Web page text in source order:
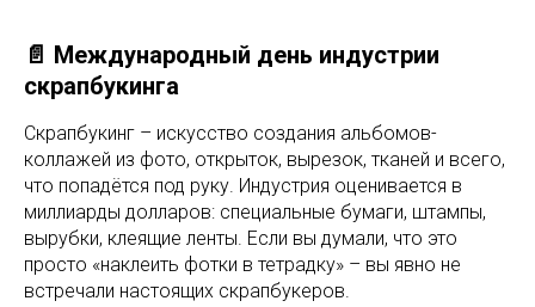
📄 Международный день индустрии
скрапбукинга
Скрапбукинг – искусство создания альбомов-
коллажей из фото, открыток, вырезок, тканей и всего,
что попадётся под руку. Индустрия оценивается в
миллиарды долларов: специальные бумаги, штампы,
вырубки, клеящие ленты. Если вы думали, что это
просто «наклеить фотки в тетрадку» – вы явно не
встречали настоящих скрапбукеров.